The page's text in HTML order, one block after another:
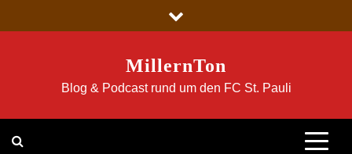
to
MillernTon
Blog & Podcast rund um den FC St. Pauli